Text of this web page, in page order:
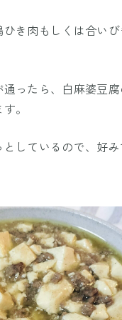
き肉もしくは合い
ったら、白麻婆豆
。
しているので、好